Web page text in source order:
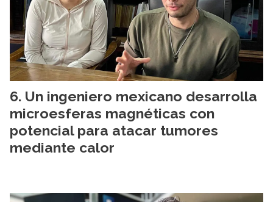
Un ingeniero mexicano desarrolla
microesferas magnéticas con
potencial para atacar tumores
mediante calor